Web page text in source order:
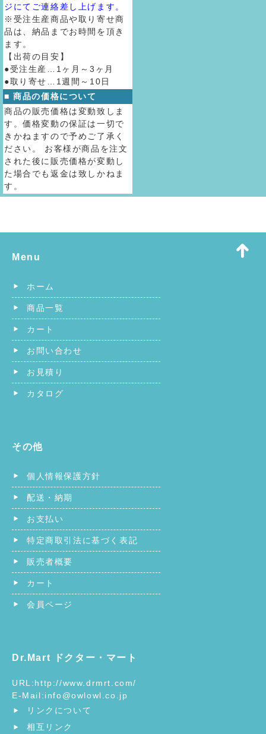
ジにてご連絡差し上げます。
※受注生産商品や取り寄せ商
品は、納品までお時間を頂き
ます。
【出荷の目安】
●受注生産…1ヶ月～3ヶ月
●取り寄せ…1週間～10日
■ 商品の価格について
商品の販売価格は変動致しま
す。価格変動の保証は一切で
きかねますので予めご了承く
ださい。 お客様が商品を注文
された後に販売価格が変動し
た場合でも返金は致しかねま
す。
Menu
ホーム
商品一覧
カート
お問い合わせ
お見積り
カタログ
その他
個人情報保護方針
配送・納期
お支払い
特定商取引法に基づく表記
販売者概要
カート
会員ページ
Dr.Mart ドクター・マート
URL:http://www.drmrt.com/
E-Mail:info@owlowl.co.jp
リンクについて
相互リンク